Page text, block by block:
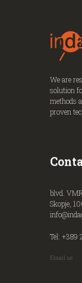
We are
solution
methods
proven
blvd.
Skopje,
Tel: +389
Email us